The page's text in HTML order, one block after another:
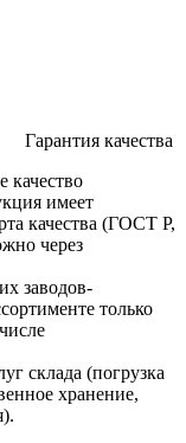
Гарантия качества
качество
имеет
качества (ГОСТ Р,
через
заводов-
только
склада (погрузка
хранение,